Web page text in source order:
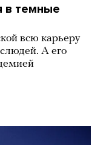
в темные
всю карьеру
А его